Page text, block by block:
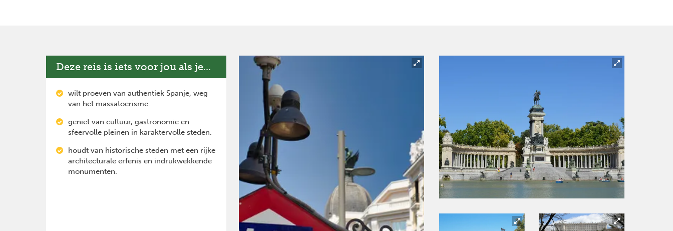
Deze reis is iets voor jou als je...
wilt proeven van authentiek Spanje, weg
van het massatoerisme.
geniet van cultuur, gastronomie en
sfeervolle pleinen in karaktervolle steden.
houdt van historische steden met een rijke
architecturale erfenis en indrukwekkende
monumenten.